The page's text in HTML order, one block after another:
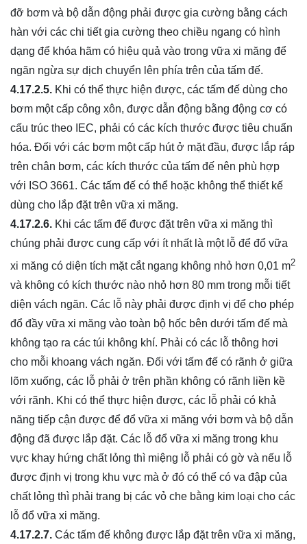
đỡ bơm và bộ dẫn động phải được gia cường bằng cách
hàn với các chi tiết gia cường theo chiều ngang có hình
dạng để khóa hãm có hiệu quả vào trong vữa xi măng để
ngăn ngừa sự dịch chuyển lên phía trên của tấm đế.
4.17.2.5. Khi có thể thực hiện được, các tấm đế dùng cho
bơm một cấp công xôn, được dẫn động bằng động cơ có
cấu trúc theo IEC, phải có các kích thước được tiêu chuẩn
hóa. Đối với các bơm một cấp hút ở mặt đầu, được lắp ráp
trên chân bơm, các kích thước của tấm đế nên phù hợp
với ISO 3661. Các tấm đế có thể hoặc không thể thiết kế
dùng cho lắp đặt trên vữa xi măng.
4.17.2.6. Khi các tấm đế được đặt trên vữa xi măng thì
chúng phải được cung cấp với ít nhất là một lỗ để đổ vữa
xi măng có diện tích mặt cắt ngang không nhỏ hơn 0,01 m2
và không có kích thước nào nhỏ hơn 80 mm trong mỗi tiết
diện vách ngăn. Các lỗ này phải được định vị để cho phép
đổ đầy vữa xi măng vào toàn bộ hốc bên dưới tấm đế mà
không tạo ra các túi không khí. Phải có các lỗ thông hơi
cho mỗi khoang vách ngăn. Đối với tấm đế có rãnh ở giữa
lõm xuống, các lỗ phải ở trên phần không có rãnh liền kề
với rãnh. Khi có thể thực hiện được, các lỗ phải có khả
năng tiếp cận được để đổ vữa xi măng với bơm và bộ dẫn
động đã được lắp đặt. Các lỗ đổ vữa xi măng trong khu
vực khay hứng chất lỏng thì miệng lỗ phải có gờ và nếu lỗ
được định vị trong khu vực mà ở đó có thể có va đập của
chất lỏng thì phải trang bị các vỏ che bằng kim loại cho các
lỗ đổ vữa xi măng.
4.17.2.7. Các tấm đế không được lắp đặt trên vữa xi măng,